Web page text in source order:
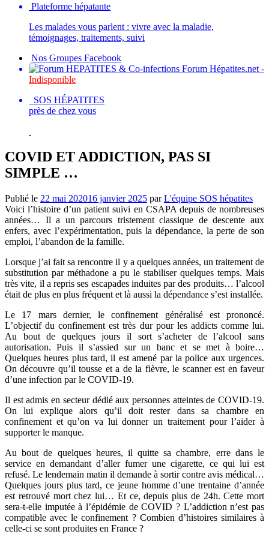
Plateforme hépatante
Les malades vous parlent : vivre avec la maladie,
témoignages, traitements, suivi
Nos Groupes Facebook
Forum Hépatites.net -
Indisponible
SOS HÉPATITES
près de chez vous
COVID ET ADDICTION, PAS SI
SIMPLE …
Publié le 22 mai 202016 janvier 2025 parL'équipe SOS hépatites
Voici l’histoire d’un patient suivi en CSAPA depuis de nombreuses
années… Il a un parcours tristement classique de descente aux
enfers, avec l’expérimentation, puis la dépendance, la perte de son
emploi, l’abandon de la famille.
Lorsque j’ai fait sa rencontre il y a quelques années, un traitement de
substitution par méthadone a pu le stabiliser quelques temps. Mais
très vite, il a repris ses escapades induites par des produits… l’alcool
était de plus en plus fréquent et là aussi la dépendance s’est installée.
Le 17 mars dernier, le confinement généralisé est prononcé.
L’objectif du confinement est très dur pour les addicts comme lui.
Au bout de quelques jours il sort s’acheter de l’alcool sans
autorisation. Puis il s’assied sur un banc et se met à boire…
Quelques heures plus tard,il estamené par la police aux urgences.
On découvre qu’il tousse et a de la fièvre, le scanner est en faveur
d’une infection par le COVID-19.
Il est admis en secteur dédié aux personnes atteintes de COVID-19.
On lui explique alors qu’il doit rester dans sa chambre en
confinement et qu’on va lui donner un traitement pour l’aider à
supporter le manque.
Au bout de quelques heures, il quitte sa chambre, erre dans le
service en demandant d’aller fumer une cigarette, ce qui lui est
refusé. Le lendemain matin il demande à sortir contre avis médical…
Quelques jours plus tard, ce jeune homme d’une trentaine d’année
est retrouvé mort chez lui… Et ce, depuis plus de 24h. Cette mort
sera-t-elle imputée à l’épidémie de COVID ? L’addiction n’est pas
compatible avec le confinement ? Combien d’histoires similaires à
celle-ci se sont produites en France ?